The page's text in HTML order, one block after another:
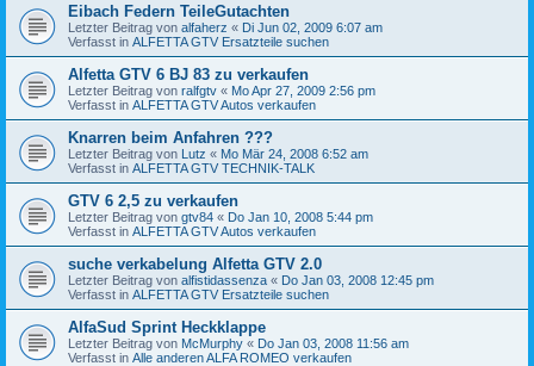
Eibach Federn TeileGutachten
Letzter Beitrag von alfaherz « Di Jun 02, 2009 6:07 am
Verfasst in ALFETTA GTV Ersatzteile suchen
Alfetta GTV 6 BJ 83 zu verkaufen
Letzter Beitrag von ralfgtv « Mo Apr 27, 2009 2:56 pm
Verfasst in ALFETTA GTV Autos verkaufen
Knarren beim Anfahren ???
Letzter Beitrag von Lutz « Mo Mär 24, 2008 6:52 am
Verfasst in ALFETTA GTV TECHNIK-TALK
GTV 6 2,5 zu verkaufen
Letzter Beitrag von gtv84 « Do Jan 10, 2008 5:44 pm
Verfasst in ALFETTA GTV Autos verkaufen
suche verkabelung Alfetta GTV 2.0
Letzter Beitrag von alfistidassenza « Do Jan 03, 2008 12:45 pm
Verfasst in ALFETTA GTV Ersatzteile suchen
AlfaSud Sprint Heckklappe
Letzter Beitrag von McMurphy « Do Jan 03, 2008 11:56 am
Verfasst in Alle anderen ALFA ROMEO verkaufen